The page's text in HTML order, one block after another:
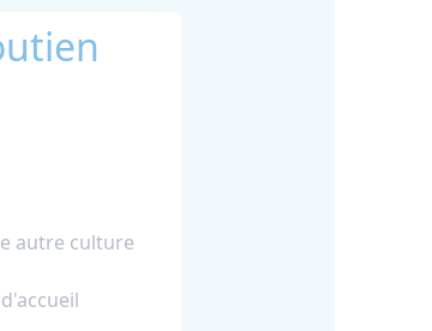
autre culture